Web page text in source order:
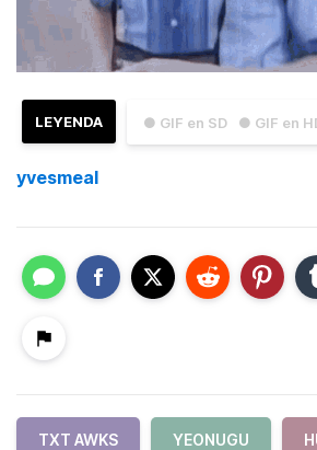
● GIF en SD ● GIF en
LEYENDA
yvesmeal
TXT AWKS YEONUGU